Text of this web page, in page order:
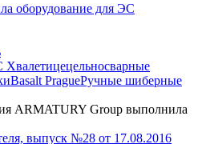
оборудование для ЭС
Хвалетицецельносварные
Basalt PragueРучные шиберные
ARMATURY Group выполнила